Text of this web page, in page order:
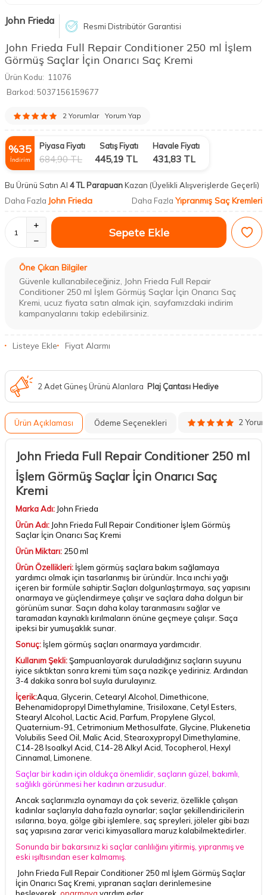
John Frieda Resmi Distribütör Garantisi
John Frieda Full Repair Conditioner 250 ml İşlem
Görmüş Saçlar İçin Onarıcı Saç Kremi
Ürün Kodu: 11076
Barkod: 5037156159677
2 Yorumlar Yorum Yap
%35
İndirim
Piyasa Fiyatı
684,90TL
Satış Fiyatı
445,19 TL
Havale Fiyatı
431,83 TL
Bu Ürünü Satın Al 4 TL ParapuanKazan (Üyelikli Alışverişlerde Geçerli)
Daha Fazla John Frieda Daha Fazla Yıpranmış Saç Kremleri
Sepete Ekle
Öne Çıkan Bilgiler
Güvenle kullanabileceğiniz, John Frieda Full Repair
Conditioner 250 ml İşlem Görmüş Saçlar İçin Onarıcı Saç
Kremi, ucuz fiyata satın almak için, sayfamızdaki indirim
kampanyalarını takip edebilirsiniz.
Listeye Ekle Fiyat Alarmı
2 Adet Güneş Ürünü Alanlara Plaj Çantası Hediye
Ürün Açıklaması Ödeme Seçenekleri 2 Yorum
John Frieda Full Repair Conditioner 250 ml
İşlem Görmüş Saçlar İçin Onarıcı Saç
Kremi
Marka Adı: John Frieda
Ürün Adı: John Frieda Full Repair Conditioner İşlem Görmüş
Saçlar İçin Onarıcı Saç Kremi
Ürün Miktarı: 250 ml
Ürün Özellikleri: İşlem görmüş saçlara bakım sağlamaya
yardımcı olmak için tasarlanmış bir üründür. Inca ınchi yağı
içeren bir formüle sahiptir.Saçları dolgunlaştırmaya, saç yapısını
onarmaya ve güçlendirmeye çalışır ve saçlara daha dolgun bir
görünüm sunar. Saçın daha kolay taranmasını sağlar ve
taramadan kaynaklı kırılmaların önüne geçmeye çalışır. Saça
ipeksi bir yumuşaklık sunar.
Sonuç: İşlem görmüş saçları onarmaya yardımcıdır.
Kullanım Şekli:Şampuanlayarak duruladığınız saçların suyunu
iyice sıktıktan sonra kremi tüm saça nazikçe yediriniz. Ardından
3-4 dakika sonra bol suyla durulayınız.
İçerik:Aqua, Glycerin, Cetearyl Alcohol, Dimethicone,
Behenamidopropyl Dimethylamine, Trisiloxane, Cetyl Esters,
Stearyl Alcohol, Lactic Acid, Parfum, Propylene Glycol,
Quaternium-91, Cetrimonium Methosulfate, Glycine, Plukenetia
Volubilis Seed Oil, Malic Acid, Stearoxypropyl Dimethylamine,
C14-28 Isoalkyl Acid, C14-28 Alkyl Acid, Tocopherol, Hexyl
Cinnamal, Limonene.
Saçlar bir kadın için oldukça önemlidir, saçların güzel, bakımlı,
sağlıklı görünmesi her kadının arzusudur.
Ancak saçlarımızla oynamayı da çok severiz, özellikle çalışan
kadınlar saçlarıyla daha fazla oynarlar; saçlar şekillendiricilerin
ısılarına, boya, gölge gibi işlemlere, saç spreyleri, jöleler gibi bazı
saç yapısına zarar verici kimyasallara maruz kalabilmektedirler.
Sonunda bir bakarsınız ki saçlar canlılığını yitirmiş, yıpranmış ve
eski ışıltısından eser kalmamış.
John Frieda Full Repair Conditioner 250 ml İşlem Görmüş Saçlar
İçin Onarıcı Saç Kremi, yıpranan saçları derinlemesine
besleyerek, onarmaya yardım eder.